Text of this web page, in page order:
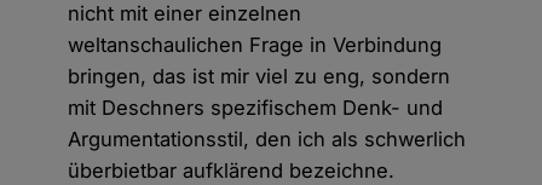
nicht mit einer einzelnen
weltanschaulichen Frage in Verbindung
bringen, das ist mir viel zu eng, sondern
mit Deschners spezifischem Denk- und
Argumentationsstil, den ich als schwerlich
überbietbar aufklärend bezeichne.